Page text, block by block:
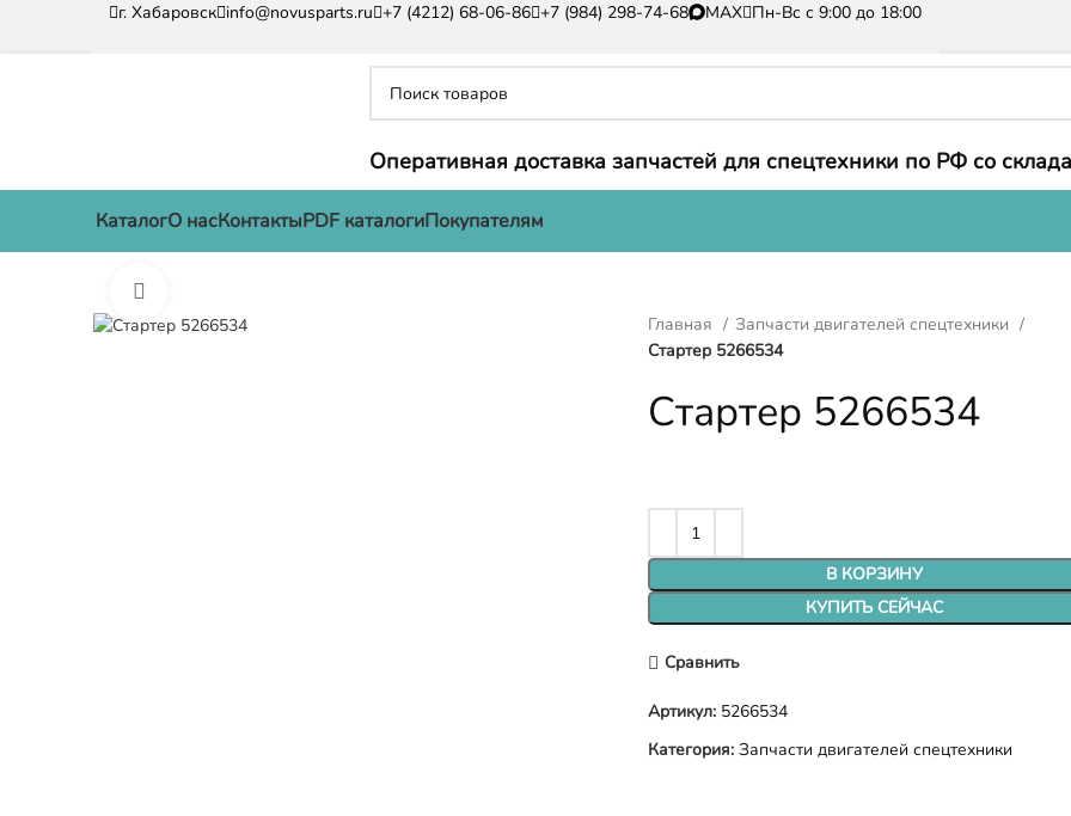
г. Хабаровск info@novusparts.ru +7 (4212) 68-06-86 +7 (984) 298-74-68 MAX Пн-Вс с 9:00 до 18:00
Оперативная доставка запчастей для спецтехники по РФ со
КаталогО насКонтактыPDF каталогиПокупателям
Главная
Запчасти двигателей спецтехники
Стартер 5266534
Стартер 5266534
В КОРЗИНУ
КУПИТЬ СЕЙЧАС
Сравнить
Артикул: 5266534
Категория: Запчасти двигателей спецтехники